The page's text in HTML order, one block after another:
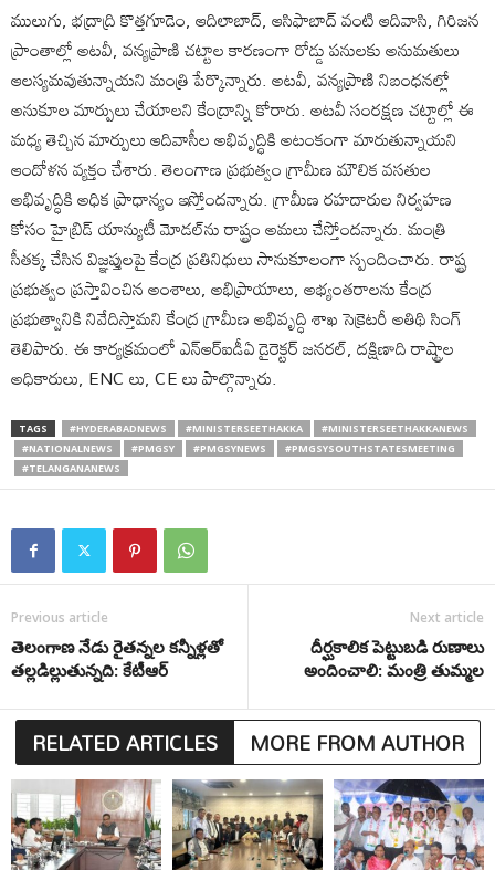
ములుగు, భద్రాద్రి కొత్తగూడెం, ఆదిలాబాద్, ఆసిఫాబాద్ వంటి ఆదివాసి, గిరిజన
ప్రాంతాల్లో అటవీ, వన్యప్రాణి చట్టాల కారణంగా రోడ్డు పనులకు అనుమతులు
ఆలస్యమవుతున్నాయని మంత్రి పేర్కొన్నారు. అటవీ, వన్యప్రాణి నిబంధనల్లో
అనుకూల మార్పులు చేయాలని కేంద్రాన్ని కోరారు. అటవీ సంరక్షణ చట్టాల్లో ఈ
మధ్య తెచ్చిన మార్పులు ఆదివాసీల అభివృద్ధికి అటంకంగా మారుతున్నాయని
ఆందోళన వ్యక్తం చేశారు. తెలంగాణ ప్రభుత్వం గ్రామీణ మౌలిక వసతుల
అభివృద్ధికి అధిక ప్రాధాన్యం ఇస్తోందన్నారు. గ్రామీణ రహదారుల నిర్వహణ
కోసం హైబ్రిడ్ యాన్యుటీ మోడల్‌ను రాష్ట్రం అమలు చేస్తోందన్నారు. మంత్రి
సీతక్క చేసిన విజ్ఞప్తులపై కేంద్ర ప్రతినిధులు సానుకూలంగా స్పందించారు. రాష్ట్ర
ప్రభుత్వం ప్రస్తావించిన అంశాలు, అభిప్రాయాలు, అభ్యంతరాలను కేంద్ర
ప్రభుత్వానికి నివేదిస్తామని కేంద్ర గ్రామీణ అభివృద్ధి శాఖ సెక్రెటరీ అతిథి సింగ్
తెలిపారు. ఈ కార్యక్రమంలో ఎన్‌ఆర్‌ఐడీఏ డైరెక్టర్ జనరల్‌, దక్షిణాది రాష్ట్రాల
అధికారులు, ENC లు, CE లు పాల్గొన్నారు.
TAGS #HYDERABADNEWS #MINISTERSEETHAKKA
#MINISTERSEETHAKKANEWS
#NATIONALNEWS
#PMGSY #PMGSYNEWS
#PMGSYSOUTHSTATESMEETING
#TELANGANANEWS
Previous article
తెలంగాణ నేడు రైతన్నల కన్నీళ్లతో
తల్లడిల్లుతున్నది: కేటీఆర్
Next article
దీర్ఘకాలిక పెట్టుబడి రుణాలు
అందించాలి: మంత్రి తుమ్మల
RELATED ARTICLES MORE FROM AUTHOR